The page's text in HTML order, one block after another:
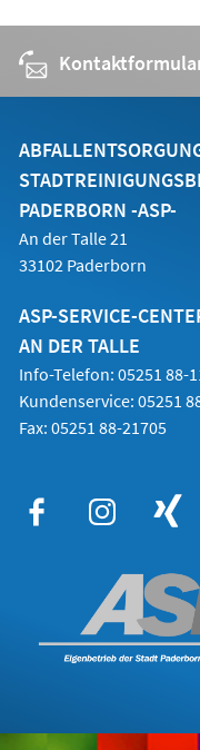
PADERBORN -ASP-
An der Talle 21
33102 Paderborn
ASP-SERVICE-
AN DER TALLE
Info-Telefon: 05251 88-
Kundenservice: 05251
Fax: 05251 88-21705